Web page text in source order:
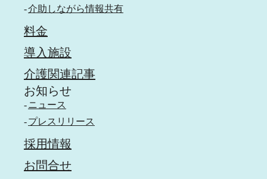
介助しながら情報共有
料金
導入施設
介護関連記事
お知らせ
ニュース
プレスリリース
採用情報
お問合せ